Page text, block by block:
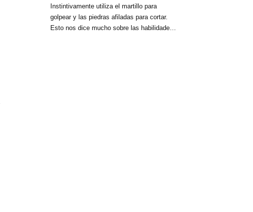
Instintivamente utiliza el martillo para
golpear y las piedras afiladas para cortar.
Esto nos dice mucho sobre las habilidades